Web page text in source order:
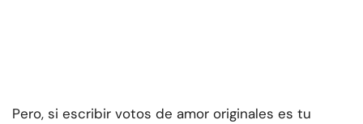
Pero, si escribir votos de amor originales es tu